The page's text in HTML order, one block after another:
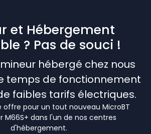
et Hébergement
? Pas de souci !
hébergé chez nous
temps de fonctionnement
faibles tarifs électriques.
offre pour un tout nouveau MicroBT
M66S+ dans l'un de nos centres
d'hébergement.